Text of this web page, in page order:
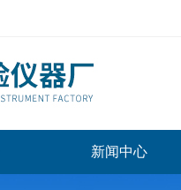
新闻中心